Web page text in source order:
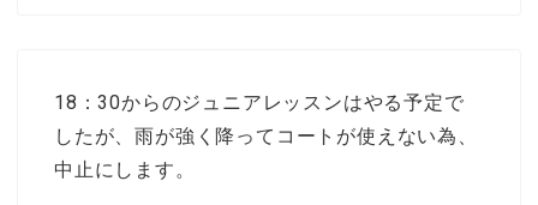
18：30からのジュニアレッスンはやる予定で
したが、雨が強く降ってコートが使えない為、
中止にします。